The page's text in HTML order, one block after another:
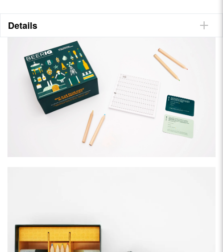
• Décompte les points de manière amusante
• Favorise l'apprentissage
• Tout le monde peut gagner, quelles que soient ses
connaissances préalables
• Jeu d'ambiance, parfait pour animer une soirée
Details